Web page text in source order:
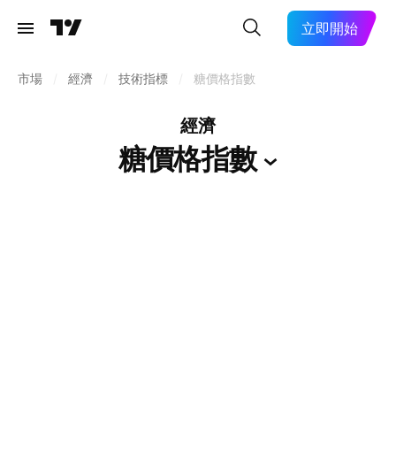
立即開始
市場 經濟 技術指標 糖價格指數
經濟
糖價格指數